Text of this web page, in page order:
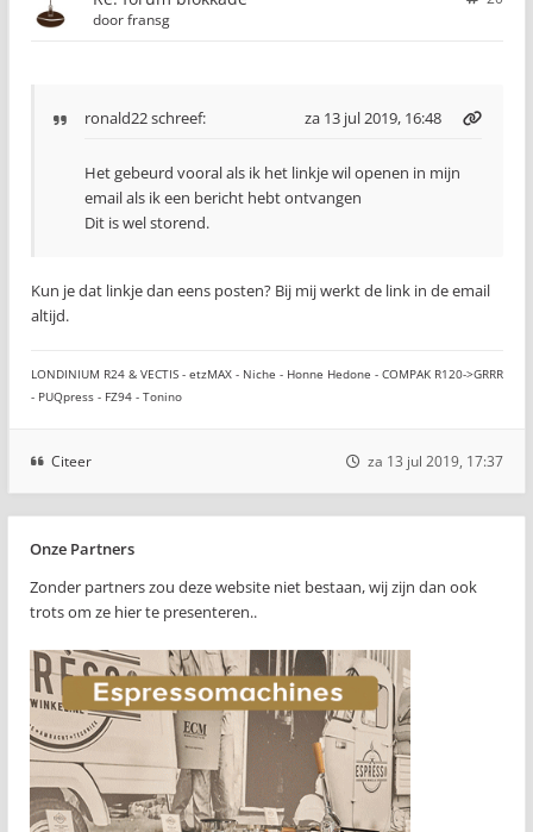
doorfransg
ronald22schreef: za 13 jul 2019, 16:48
Het gebeurd vooral als ik het linkje wil openen in mijn
email als ik een bericht hebt ontvangen
Dit is wel storend.
Kun je dat linkje dan eens posten? Bij mij werkt de link in de email
altijd.
LONDINIUM R24 & VECTIS - etzMAX - Niche - Honne Hedone - COMPAK R120->GRRR
- PUQpress - FZ94 - Tonino
Citeer za 13 jul 2019, 17:37
Onze Partners
Zonder partners zou deze website niet bestaan, wij zijn dan ook
trots om ze hier te presenteren..